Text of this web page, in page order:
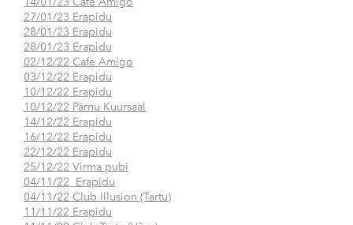
27/01/23 Erapidu
28/01/23 Erapidu
28/01/23 Erapidu
02/12/22 Cafe Amigo
03/12/22 Erapidu
10/12/22 Erapidu
10/12/22 Pärnu Kuursaal
14/12/22 Erapidu
16/12/22 Erapidu
22/12/22 Erapidu
25/12/22 Virma pubi
04/11/22 Erapidu
04/11/22 Club Illusion (Tartu)
11/11/22 Erapidu